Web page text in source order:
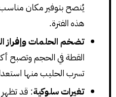
يُنصح بتوفير مكان
هذه الفترة.
تضخم الحلمات وإفراز
القطة في الحجم وتصبح
تسرب الحليب منها
تغيرات سلوكية: قد تظهر